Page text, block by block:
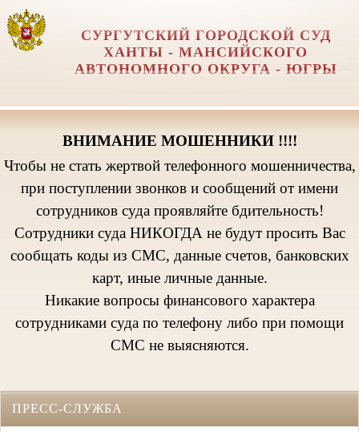
СУРГУТСКИЙ ГОРОДСКОЙ СУД
ХАНТЫ - МАНСИЙСКОГО
АВТОНОМНОГО ОКРУГА - ЮГРЫ
ВНИМАНИЕ МОШЕННИКИ !!!!
Чтобы не стать жертвой телефонного мошенничества,
при поступлении звонков и сообщений от имени
сотрудников суда проявляйте бдительность!
Сотрудники суда НИКОГДА не будут просить Вас
сообщать коды из СМС, данные счетов, банковских
карт, иные личные данные.
Никакие вопросы финансового характера
сотрудниками суда по телефону либо при помощи
СМС не выясняются.
ПРЕСС-СЛУЖБА